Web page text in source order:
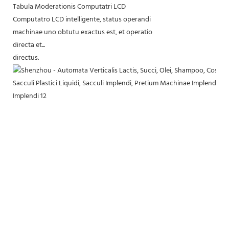
Tabula Moderationis Computatri LCD
Computatro LCD intelligente, status operandi
machinae uno obtutu exactus est, et operatio
directa et...
directus.